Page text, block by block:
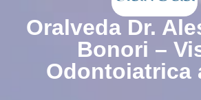
Oralveda Dr.
Bonori –
Odontoiatrica